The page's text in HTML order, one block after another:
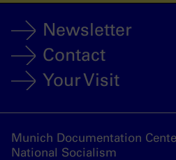
Newsletter
Contact
Your Visit
Munich Documentation
National Socialism